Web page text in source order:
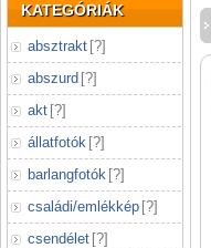
KATEGÓRIÁK
absztrakt [?]
abszurd [?]
akt [?]
állatfotók [?]
barlangfotók [?]
családi/emlékkép [?]
csendélet [?]